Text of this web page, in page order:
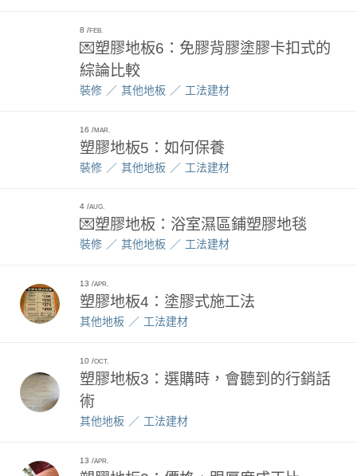
8 FEB.
💌塑膠地板6：免膠背膠塗膠卡扣式的
綜論比較
裝修 其他地板 工法建材
16 MAR.
塑膠地板5：如何保養
裝修 其他地板 工法建材
4 AUG.
💌塑膠地板：浴室濕區鋪塑膠地毯
裝修 其他地板 工法建材
13 APR.
塑膠地板4：塗膠式施工法
其他地板 工法建材
10 OCT.
塑膠地板3：選購時，會聽到的行銷話
術
其他地板 工法建材
13 APR.